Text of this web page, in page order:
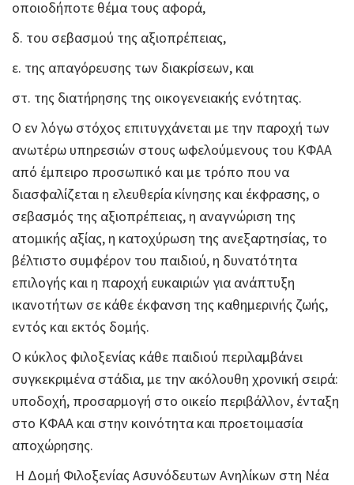
οποιοδήποτε θέμα τους αφορά,
δ. του σεβασμού της αξιοπρέπειας,
ε. της απαγόρευσης των διακρίσεων, και
στ. της διατήρησης της οικογενειακής ενότητας.
Ο εν λόγω στόχος επιτυγχάνεται με την παροχή των
ανωτέρω υπηρεσιών στους ωφελούμενους του ΚΦΑΑ
από έμπειρο προσωπικό και με τρόπο που να
διασφαλίζεται η ελευθερία κίνησης και έκφρασης, ο
σεβασμός της αξιοπρέπειας, η αναγνώριση της
ατομικής αξίας, η κατοχύρωση της ανεξαρτησίας, το
βέλτιστο συμφέρον του παιδιού, η δυνατότητα
επιλογής και η παροχή ευκαιριών για ανάπτυξη
ικανοτήτων σε κάθε έκφανση της καθημερινής ζωής,
εντός και εκτός δομής.
Ο κύκλος φιλοξενίας κάθε παιδιού περιλαμβάνει
συγκεκριμένα στάδια, με την ακόλουθη χρονική σειρά:
υποδοχή, προσαρμογή στο οικείο περιβάλλον, ένταξη
στο ΚΦΑΑ και στην κοινότητα και προετοιμασία
αποχώρησης.
Η Δομή Φιλοξενίας Ασυνόδευτων Ανηλίκων στη Νέα